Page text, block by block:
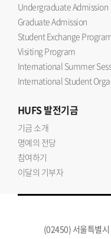
Undergraduate Admission
Graduate Admission
Student Exchange
Visiting Program
International Summer
International Student
HUFS발전기금
기금 소개
명예의 전당
참여하기
이달의 기부자
(02450) 서울특별